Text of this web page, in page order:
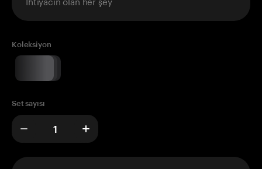
Koleksiyon
Set sayısı